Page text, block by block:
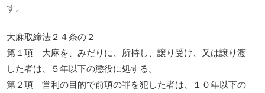
す。
大麻取締法２４条の２
第１項 大麻を、みだりに、所持し、譲り受け、又は譲り渡
した者は、５年以下の懲役に処する。
第２項 営利の目的で前項の罪を犯した者は、１０年以下の